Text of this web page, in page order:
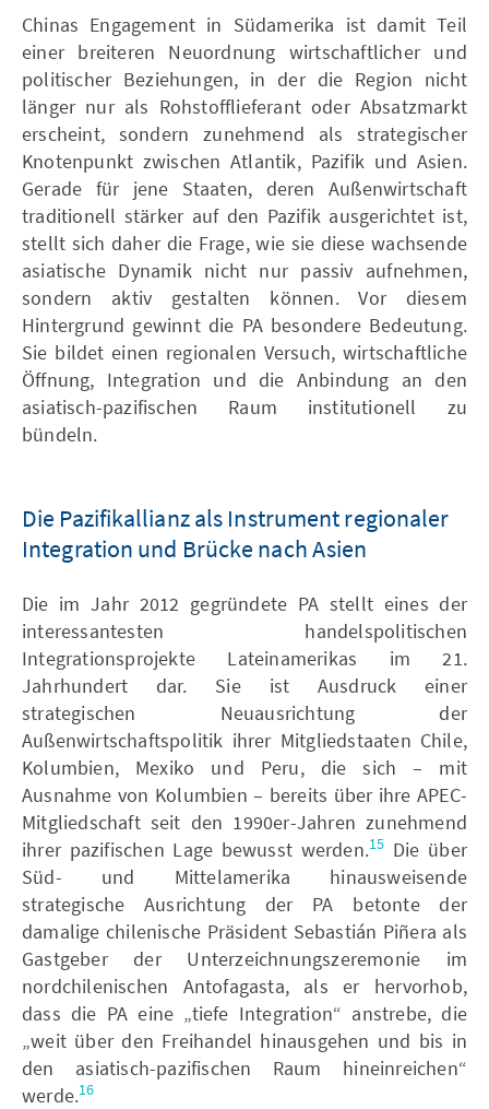
Chinas Engagement in Südamerika ist damit Teil
einer breiteren Neuordnung wirtschaftlicher und
politischer Beziehungen, in der die Region nicht
länger nur als Rohstofflieferant oder Absatzmarkt
erscheint, sondern zunehmend als strategischer
Knotenpunkt zwischen Atlantik, Pazifik und Asien.
Gerade für jene Staaten, deren Außenwirtschaft
traditionell stärker auf den Pazifik ausgerichtet ist,
stellt sich daher die Frage, wie sie diese wachsende
asiatische Dynamik nicht nur passiv aufnehmen,
sondern aktiv gestalten können. Vor diesem
Hintergrund gewinnt die PA besondere Bedeutung.
Sie bildet einen regionalen Versuch, wirtschaftliche
Öffnung, Integration und die Anbindung an den
asiatisch-pazifischen Raum institutionell zu
bündeln.
Die Pazifikallianz als Instrument regionaler
Integration und Brücke nach Asien
Die im Jahr 2012 gegründete PA stellt eines der
interessantesten handelspolitischen
Integrationsprojekte Lateinamerikas im 21.
Jahrhundert dar. Sie ist Ausdruck einer
strategischen Neuausrichtung der
Außenwirtschaftspolitik ihrer Mitgliedstaaten Chile,
Kolumbien, Mexiko und Peru, die sich – mit
Ausnahme von Kolumbien – bereits über ihre APEC-
Mitgliedschaft seit den 1990er-Jahren zunehmend
ihrer pazifischen Lage bewusst werden.15 Die über
Süd- und Mittelamerika hinausweisende
strategische Ausrichtung der PA betonte der
damalige chilenische Präsident Sebastián Piñera als
Gastgeber der Unterzeichnungszeremonie im
nordchilenischen Antofagasta, als er hervorhob,
dass die PA eine „tiefe Integration“ anstrebe, die
„weit über den Freihandel hinausgehen und bis in
den asiatisch-pazifischen Raum hineinreichen“
werde.16